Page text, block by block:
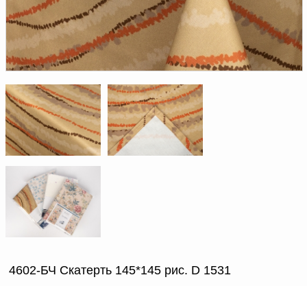
Доверенность на
получение груза
Документы по работе с
персональными данными
Письмо руководителю
Вопросы и ответы
Новости | Статьи
4602-БЧ Скатерть 145*145 рис. D 1531